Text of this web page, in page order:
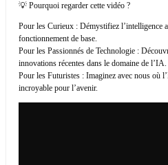
💡 Pourquoi regarder cette vidéo ?
Pour les Curieux : Démystifiez l’intelligence
fonctionnement de base.
Pour les Passionnés de Technologie :
innovations récentes dans le domaine de l’IA.
Pour les Futuristes : Imaginez avec nous où
incroyable pour l’avenir.